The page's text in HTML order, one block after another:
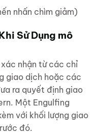
nhấn chìm giảm)
Sử Dụng mô
nhận từ các chỉ
giao dịch hoặc các
ra quyết định giao
Một Engulfing
với khối lượng giao
đó.